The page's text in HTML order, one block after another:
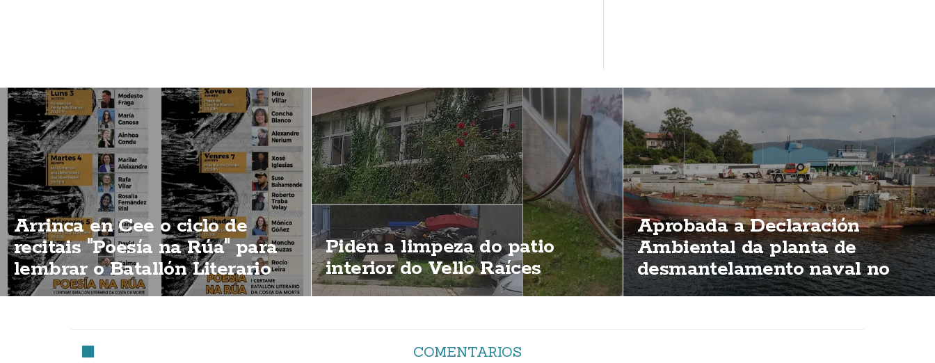
Arrinca en Cee o ciclo de
recitais "Poesía na Rúa" para
lembrar o Batallón Literario
Piden a limpeza do patio
interior do Vello Raíces
Aprobada a Declaración
Ambiental da planta de
desmantelamento naval no
porto de Brens
COMENTARIOS